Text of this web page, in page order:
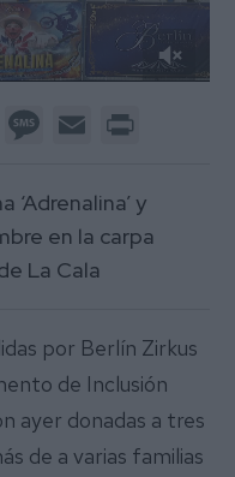
WhatsAppMessage
Email
y
en la carpa
La Cala
por Berlín Zirkus
de Inclusión
ayer donadas a tres
de a varias familias